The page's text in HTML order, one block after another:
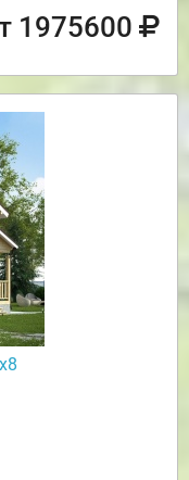
1975600